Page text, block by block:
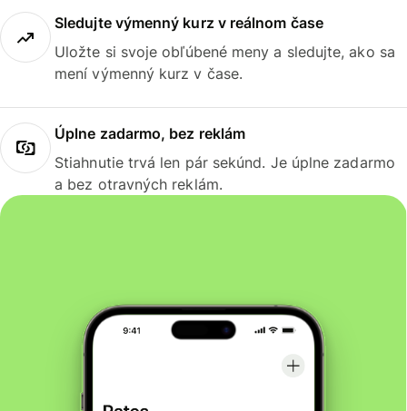
Sledujte výmenný kurz v reálnom čase
Uložte si svoje obľúbené meny a sledujte, ako sa
mení výmenný kurz v čase.
Úplne zadarmo, bez reklám
Stiahnutie trvá len pár sekúnd. Je úplne zadarmo
a bez otravných reklám.